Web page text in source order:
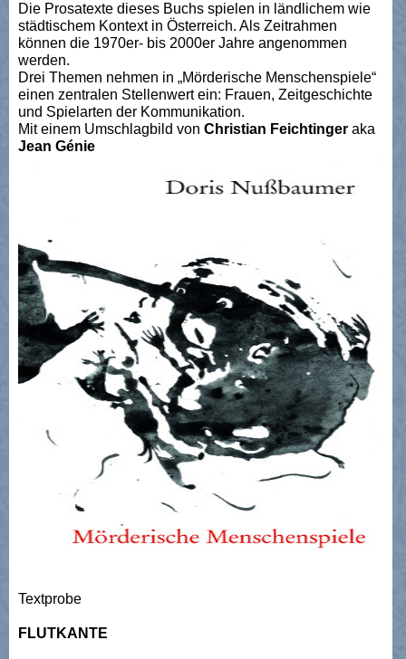
Die Prosatexte dieses Buchs spielen in ländlichem wie
städtischem Kontext in Österreich. Als Zeitrahmen
können die 1970er- bis 2000er Jahre angenommen
werden.
Drei Themen nehmen in „Mörderische Menschenspiele“
einen zentralen Stellenwert ein: Frauen, Zeitgeschichte
und Spielarten der Kommunikation.
Mit einem Umschlagbild von Christian Feichtinger aka
Jean Génie
Textprobe
FLUTKANTE